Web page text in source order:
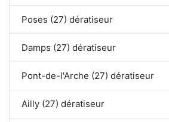
Poses (27) dératiseur
Damps (27) dératiseur
Pont-de-l'Arche (27) dératiseur
Ailly (27) dératiseur